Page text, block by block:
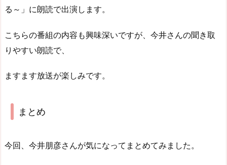
る～」に朗読で出演します。
こちらの番組の内容も興味深いですが、今井さんの聞き取
りやすい朗読で、
ますます放送が楽しみです。
まとめ
今回、今井朋彦さんが気になってまとめてみました。